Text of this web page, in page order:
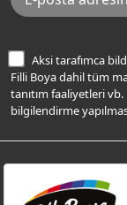
KVKK Talep
KVKK
Aksi tarafımca
Filli Boya dahil tüm
tanıtım faaliyetleri
bilgilendirme